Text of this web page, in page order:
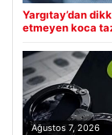
Yargıtay’dan
etmeyen koca
Ağustos 7, 2026